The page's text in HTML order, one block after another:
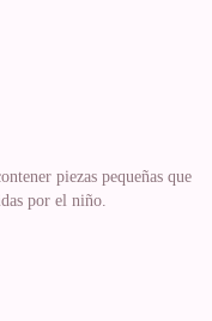
piezas pequeñas que
por el niño.